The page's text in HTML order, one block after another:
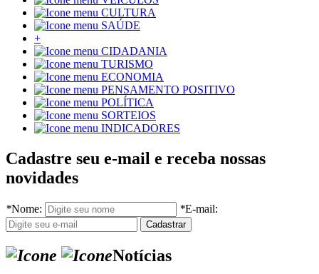
CULTURA
SAÚDE
+
CIDADANIA
TURISMO
ECONOMIA
PENSAMENTO POSITIVO
POLÍTICA
SORTEIOS
INDICADORES
Cadastre seu e-mail e receba nossas
novidades
*Nome: *E-mail:
Notícias